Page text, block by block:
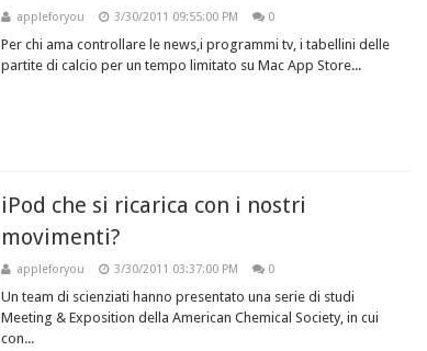
appleforyou 3/30/2011 09:55:00 PM 0
Per chi ama controllare le news,i programmi tv, i tabellini delle
partite di calcio per un tempo limitato su Mac App Store...
iPod che si ricarica con i nostri
movimenti?
appleforyou 3/30/2011 03:37:00 PM 0
Un team di scienziati hanno presentato una serie di studi
Meeting & Exposition della American Chemical Society, in cui
con...